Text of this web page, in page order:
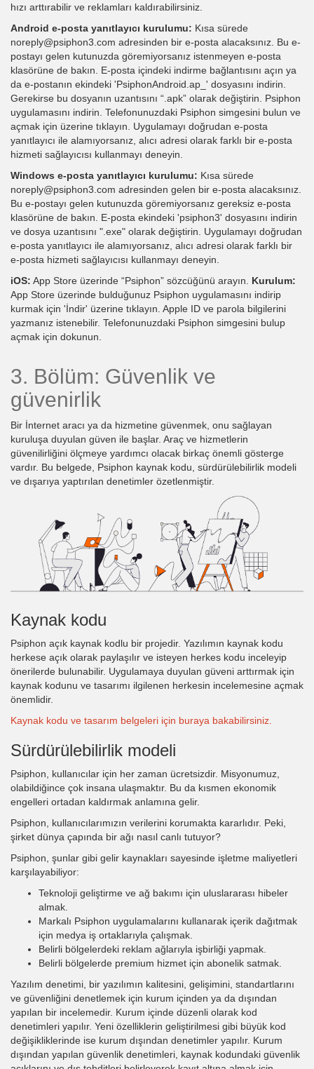
hızı arttırabilir ve reklamları kaldırabilirsiniz.
Android e-posta yanıtlayıcı kurulumu: Kısa sürede
noreply@psiphon3.com adresinden bir e-posta alacaksınız. Bu e-
postayı gelen kutunuzda göremiyorsanız istenmeyen e-posta
klasörüne de bakın. E-posta içindeki indirme bağlantısını açın ya
da e-postanın ekindeki 'PsiphonAndroid.ap_' dosyasını indirin.
Gerekirse bu dosyanın uzantısını “.apk” olarak değiştirin. Psiphon
uygulamasını indirin. Telefonunuzdaki Psiphon simgesini bulun ve
açmak için üzerine tıklayın. Uygulamayı doğrudan e-posta
yanıtlayıcı ile alamıyorsanız, alıcı adresi olarak farklı bir e-posta
hizmeti sağlayıcısı kullanmayı deneyin.
Windows e-posta yanıtlayıcı kurulumu: Kısa sürede
noreply@psiphon3.com adresinden gelen bir e-posta alacaksınız.
Bu e-postayı gelen kutunuzda göremiyorsanız gereksiz e-posta
klasörüne de bakın. E-posta ekindeki 'psiphon3' dosyasını indirin
ve dosya uzantısını ".exe" olarak değiştirin. Uygulamayı doğrudan
e-posta yanıtlayıcı ile alamıyorsanız, alıcı adresi olarak farklı bir
e-posta hizmeti sağlayıcısı kullanmayı deneyin.
iOS: App Store üzerinde “Psiphon” sözcüğünü arayın. Kurulum:
App Store üzerinde bulduğunuz Psiphon uygulamasını indirip
kurmak için 'İndir' üzerine tıklayın. Apple ID ve parola bilgilerini
yazmanız istenebilir. Telefonunuzdaki Psiphon simgesini bulup
açmak için dokunun.
3. Bölüm: Güvenlik ve
güvenirlik
Bir İnternet aracı ya da hizmetine güvenmek, onu sağlayan
kuruluşa duyulan güven ile başlar. Araç ve hizmetlerin
güvenilirliğini ölçmeye yardımcı olacak birkaç önemli gösterge
vardır. Bu belgede, Psiphon kaynak kodu, sürdürülebilirlik modeli
ve dışarıya yaptırılan denetimler özetlenmiştir.
Kaynak kodu
Psiphon açık kaynak kodlu bir projedir. Yazılımın kaynak kodu
herkese açık olarak paylaşılır ve isteyen herkes kodu inceleyip
önerilerde bulunabilir. Uygulamaya duyulan güveni arttırmak için
kaynak kodunu ve tasarımı ilgilenen herkesin incelemesine açmak
önemlidir.
Kaynak kodu ve tasarım belgeleri için buraya bakabilirsiniz.
Sürdürülebilirlik modeli
Psiphon, kullanıcılar için her zaman ücretsizdir. Misyonumuz,
olabildiğince çok insana ulaşmaktır. Bu da kısmen ekonomik
engelleri ortadan kaldırmak anlamına gelir.
Psiphon, kullanıcılarımızın verilerini korumakta kararlıdır. Peki,
şirket dünya çapında bir ağı nasıl canlı tutuyor?
Psiphon, şunlar gibi gelir kaynakları sayesinde işletme maliyetleri
karşılayabiliyor:
Teknoloji geliştirme ve ağ bakımı için uluslararası hibeler
almak.
Markalı Psiphon uygulamalarını kullanarak içerik dağıtmak
için medya iş ortaklarıyla çalışmak.
Belirli bölgelerdeki reklam ağlarıyla işbirliği yapmak.
Belirli bölgelerde premium hizmet için abonelik satmak.
Yazılım denetimi, bir yazılımın kalitesini, gelişimini, standartlarını
ve güvenliğini denetlemek için kurum içinden ya da dışından
yapılan bir incelemedir. Kurum içinde düzenli olarak kod
denetimleri yapılır. Yeni özelliklerin geliştirilmesi gibi büyük kod
değişikliklerinde ise kurum dışından denetimler yapılır. Kurum
dışından yapılan güvenlik denetimleri, kaynak kodundaki güvenlik